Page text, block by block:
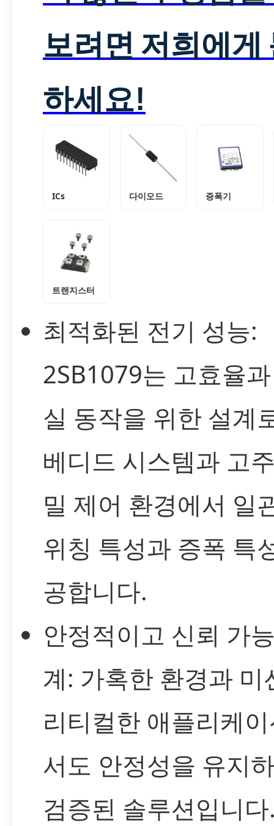
보려면 저희에게
하세요!
ICs 다이오드 증폭기
트랜지스터
최적화된 전기 성능:
2SB1079는 고효율
실 동작을 위한 설계
베디드 시스템과 고
밀 제어 환경에서 일
위칭 특성과 증폭 특
공합니다.
안정적이고 신뢰 가
계: 가혹한 환경과 미
리티컬한 애플리케
서도 안정성을 유지
검증된 솔루션입니